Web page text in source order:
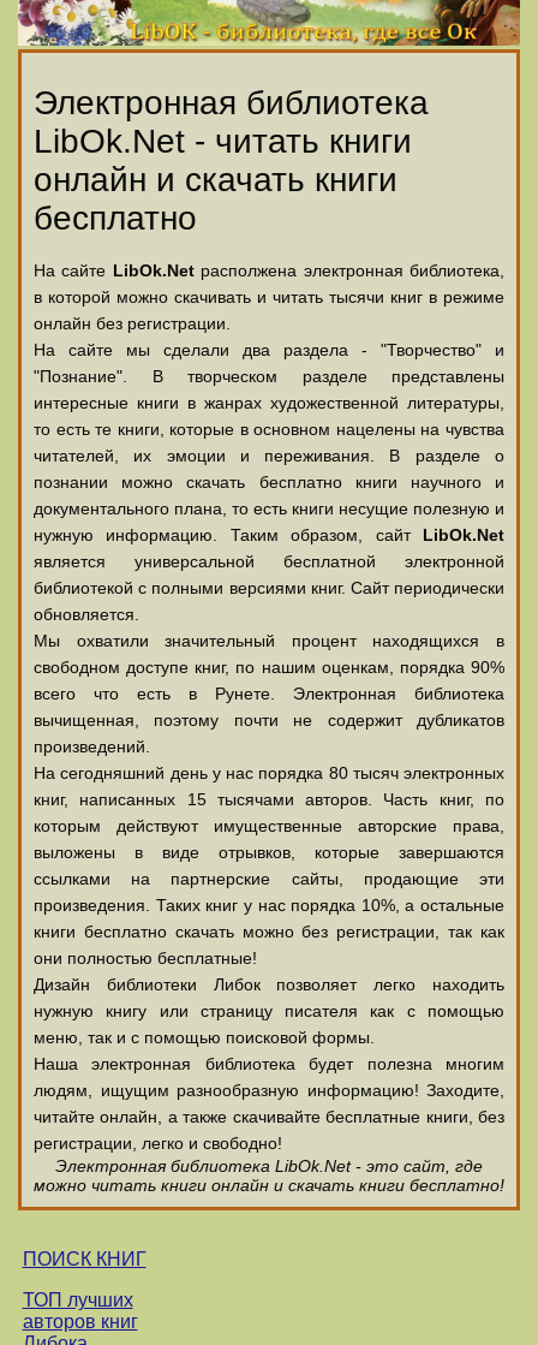
Электронная библиотека
LibOk.Net - читать книги
онлайн и скачать книги
бесплатно
На сайте LibOk.Netрасполжена электронная библиотека,
в которой можно скачивать и читать тысячи книг в режиме
онлайн без регистрации.
На сайте мы сделали два раздела - "Творчество" и
"Познание". В творческом разделе представлены
интересные книги в жанрах художественной литературы,
то есть те книги, которые в основном нацелены на чувства
читателей, их эмоции и переживания. В разделе о
познании можно скачать бесплатно книги научного и
документального плана, то есть книги несущие полезную и
нужную информацию. Таким образом, сайт LibOk.Net
является универсальной бесплатной электронной
библиотекой с полными версиями книг. Сайт периодически
обновляется.
Мы охватили значительный процент находящихся в
свободном доступе книг, по нашим оценкам, порядка 90%
всего что есть в Рунете. Электронная библиотека
вычищенная, поэтому почти не содержит дубликатов
произведений.
На сегодняшний день у нас порядка 80 тысяч электронных
книг, написанных 15 тысячами авторов. Часть книг, по
которым действуют имущественные авторские права,
выложены в виде отрывков, которые завершаются
ссылками на партнерские сайты, продающие эти
произведения. Таких книг у нас порядка 10%, а остальные
книги бесплатно скачать можно без регистрации, так как
они полностью бесплатные!
Дизайн библиотеки Либок позволяет легко находить
нужную книгу или страницу писателя как с помощью
меню, так и с помощью поисковой формы.
Наша электронная библиотека будет полезна многим
людям, ищущим разнообразную информацию! Заходите,
читайте онлайн, а также скачивайте бесплатные книги, без
регистрации, легко и свободно!
Электронная библиотека LibOk.Net - это сайт, где
можно читать книги онлайн и скачать книги бесплатно!
ПОИСК КНИГ
ТОП лучших
авторов книг